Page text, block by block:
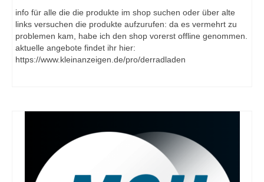
info für alle die die produkte im shop suchen oder über alte
links versuchen die produkte aufzurufen: da es vermehrt zu
problemen kam, habe ich den shop vorerst offline genommen.
aktuelle angebote findet ihr hier:
https://www.kleinanzeigen.de/pro/derradladen